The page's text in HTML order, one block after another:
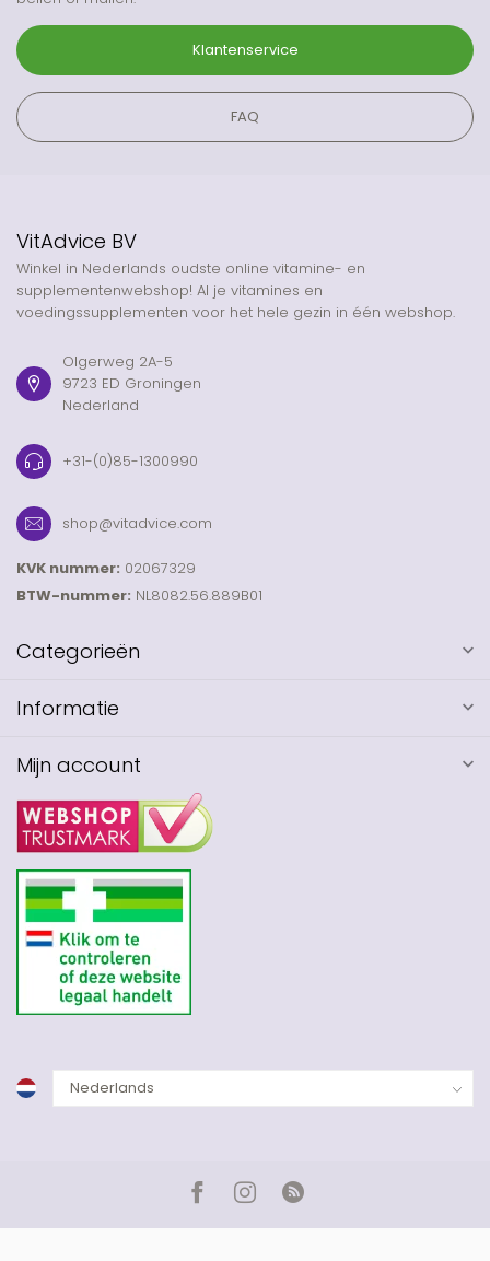
Klantenservice
FAQ
VitAdvice BV
Winkel in Nederlands oudste online vitamine- en
supplementenwebshop! Al je vitamines en
voedingssupplementen voor het hele gezin in één webshop.
Olgerweg 2A-5
9723 ED Groningen
Nederland
+31-(0)85-1300990
shop@vitadvice.com
KVK nummer: 02067329
BTW-nummer: NL8082.56.889B01
Categorieën
Informatie
Mijn account